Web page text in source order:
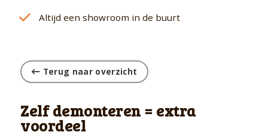
Altijd een showroom in de buurt
Terug naar overzicht
Zelf demonteren = extra
voordeel